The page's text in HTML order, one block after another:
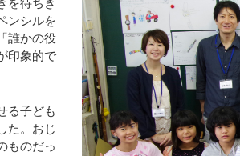
を待ちき
ンシルを
誰かの役
印象的で
る子ども
た。おじ
ものだっ